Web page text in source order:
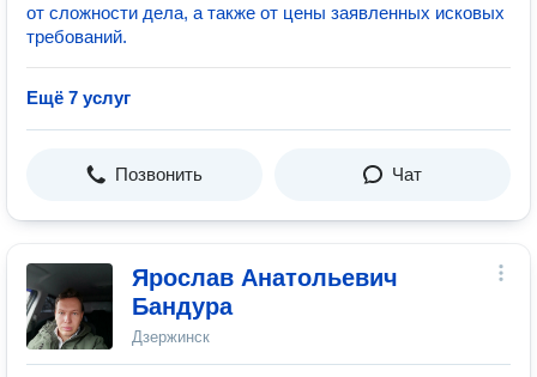
от сложности дела, а также от цены заявленных исковых
требований.
Ещё 7 услуг
Позвонить Чат
Ярослав Анатольевич
Бандура
Дзержинск